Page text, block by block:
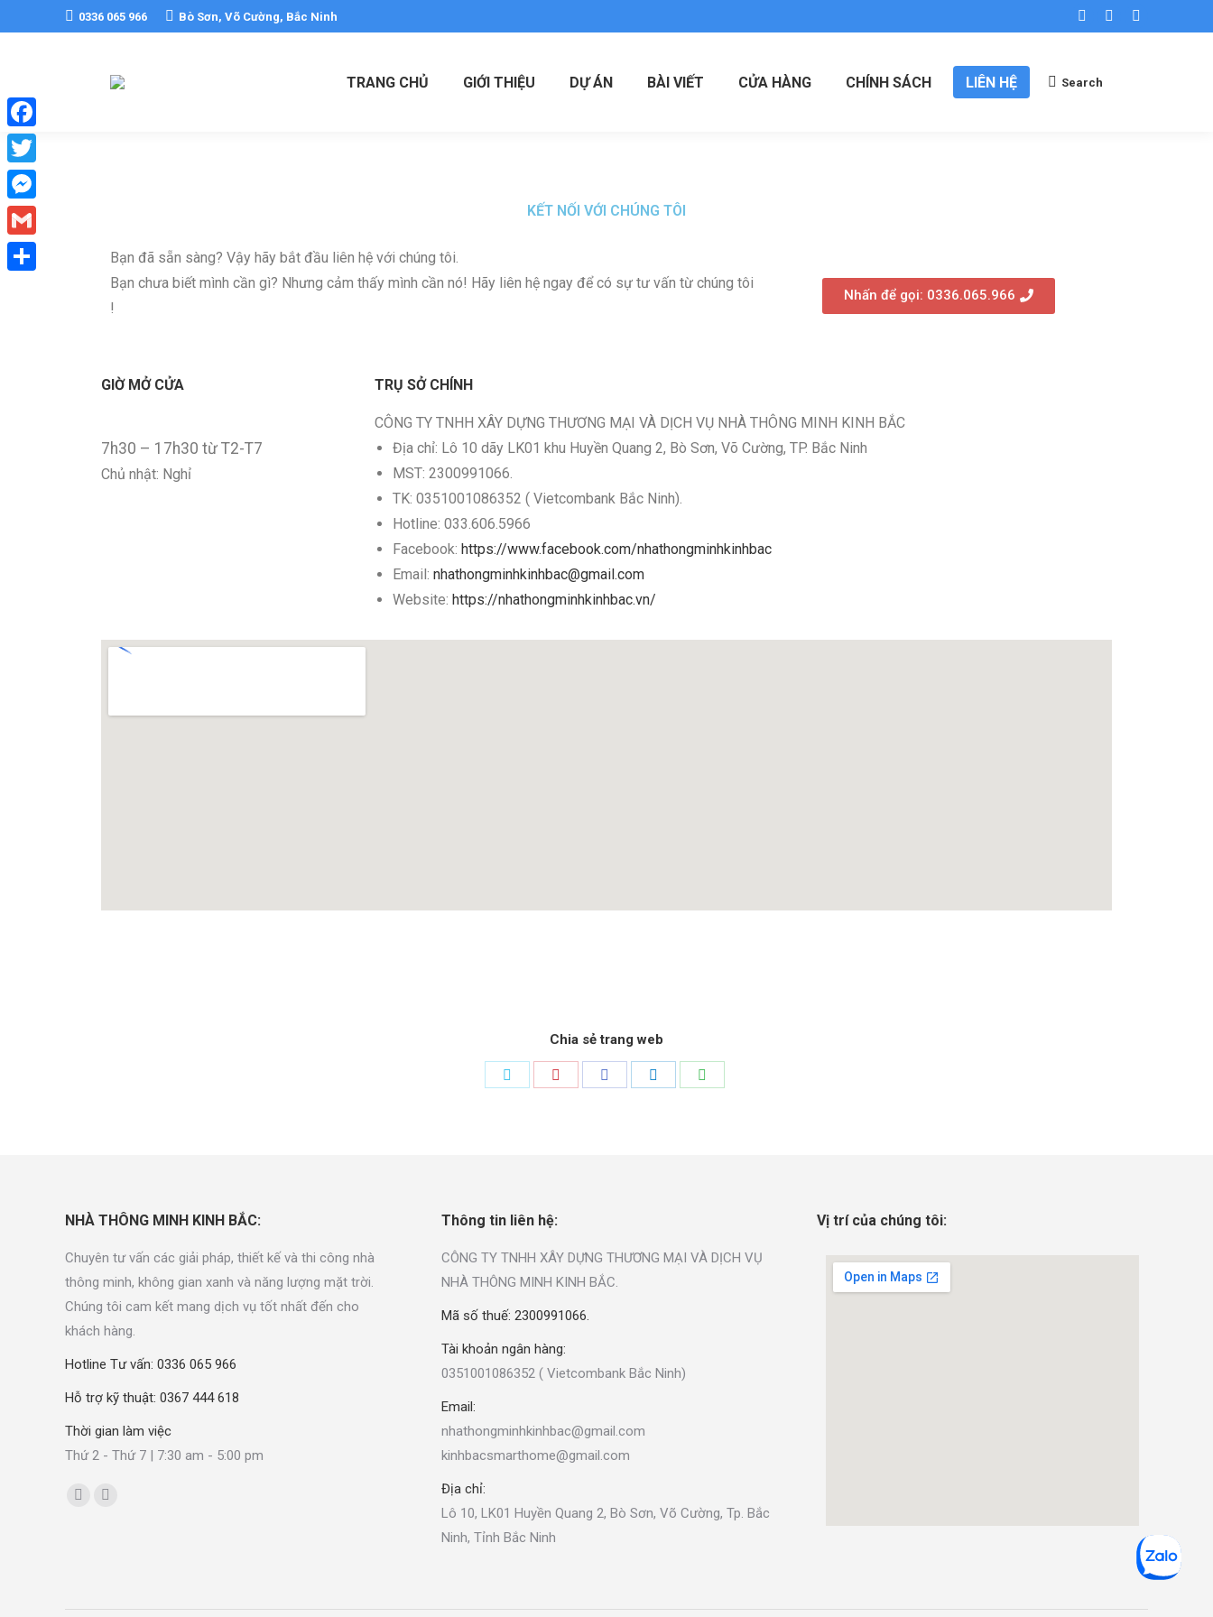
0336 065 966 Bò Sơn, Võ Cường, Bắc Ninh
TRANG CHỦ GIỚI THIỆU DỰ ÁN BÀI VIẾT CỬA HÀNG CHÍNH SÁCH LIÊN HỆ Search
KẾT NỐI VỚI CHÚNG TÔI
Bạn đã sẵn sàng? Vậy hãy bắt đầu liên hệ với chúng tôi.
Bạn chưa biết mình cần gì? Nhưng cảm thấy mình cần nó! Hãy liên hệ ngay để có sự tư vấn từ chúng tôi
!
Nhấn để gọi: 0336.065.966
GIỜ MỞ CỬA
7h30 – 17h30 từ T2-T7
Chủ nhật: Nghỉ
TRỤ SỞ CHÍNH
CÔNG TY TNHH XÂY DỰNG THƯƠNG MẠI VÀ DỊCH VỤ NHÀ THÔNG MINH KINH BẮC
Địa chỉ: Lô 10 dãy LK01 khu Huyền Quang 2, Bò Sơn, Võ Cường, TP. Bắc Ninh
MST: 2300991066.
TK: 0351001086352 ( Vietcombank Bắc Ninh).
Hotline: 033.606.5966
Facebook: https://www.facebook.com/nhathongminhkinhbac
Email: nhathongminhkinhbac@gmail.com
Website: https://nhathongminhkinhbac.vn/
Chia sẻ trang web
NHÀ THÔNG MINH KINH BẮC:
Chuyên tư vấn các giải pháp, thiết kế và thi công nhà
thông minh, không gian xanh và năng lượng mặt trời.
Chúng tôi cam kết mang dịch vụ tốt nhất đến cho
khách hàng.
Hotline Tư vấn: 0336 065 966
Hỗ trợ kỹ thuật: 0367 444 618
Thời gian làm việc
Thứ 2 - Thứ 7 | 7:30 am - 5:00 pm
Find us on:
Thông tin liên hệ:
CÔNG TY TNHH XÂY DỰNG THƯƠNG MẠI VÀ DỊCH VỤ
NHÀ THÔNG MINH KINH BẮC.
Mã số thuế: 2300991066.
Tài khoản ngân hàng:
0351001086352 ( Vietcombank Bắc Ninh)
Email:
nhathongminhkinhbac@gmail.com
kinhbacsmarthome@gmail.com
Địa chỉ:
Lô 10, LK01 Huyền Quang 2, Bò Sơn, Võ Cường, Tp. Bắc
Ninh, Tỉnh Bắc Ninh
Vị trí của chúng tôi:
Facebook
Twitter
Messenger
Gmail